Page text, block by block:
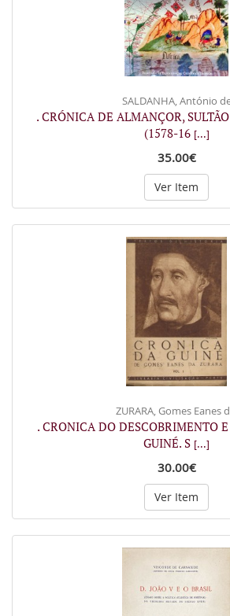
SALDANHA, António
. CRÓNICA DE ALMANÇOR,
(1578-16 [...]
35.00€
Ver Item
ZURARA, Gomes Eanes
. CRONICA DO DESCOBRIMENTO
GUINÉ. S [...]
30.00€
Ver Item